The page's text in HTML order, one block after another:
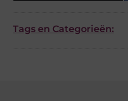
Tags en Categorieën: